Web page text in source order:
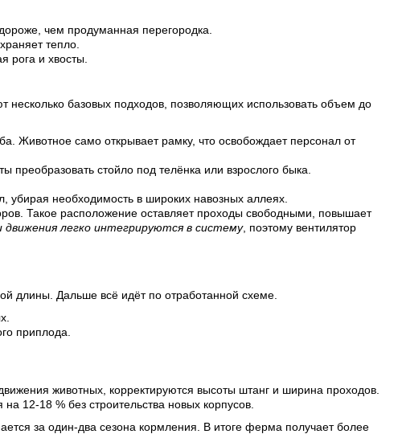
чем продуманная перегородка.
тепло.
рога и хвосты.
базовых подходов, позволяющих использовать объем до
Животное само открывает рамку, что освобождает персонал от
стойло под телёнка или взрослого быка.
убирая необходимость в широких навозных аллеях.
Такое расположение оставляет проходы свободными, повышает
легко интегрируются в систему, поэтому вентилятор
длины. Дальше всё идёт по отработанной схеме.
приплода.
животных, корректируются высоты штанг и ширина проходов.
12-18 % без строительства новых корпусов.
за один-два сезона кормления. В итоге ферма получает более